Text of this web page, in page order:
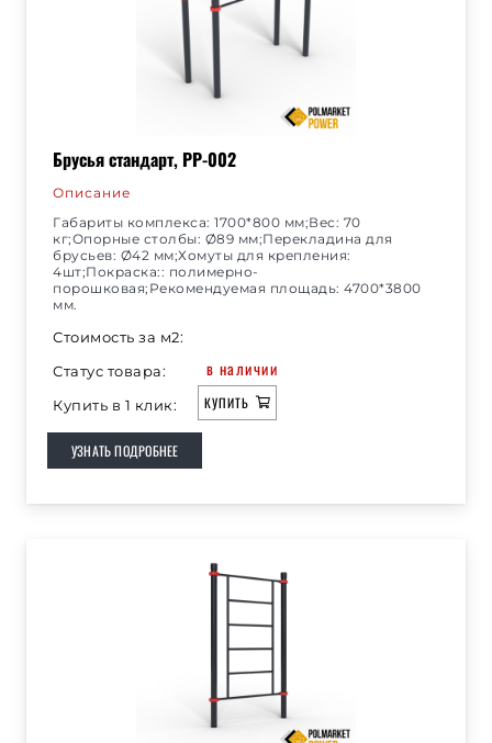
Брусья стандарт, РР-002
Описание
Габариты комплекса: 1700*800 мм;Вес: 70
кг;Опорные столбы: Ø89 мм;Перекладина для
брусьев: Ø42 мм;Хомуты для крепления:
4шт;Покраска:: полимерно-
порошковая;Рекомендуемая площадь: 4700*3800
мм.
Стоимость за м2:
Статус товара:
в наличии
Купить в 1 клик: КУПИТЬ
УЗНАТЬ ПОДРОБНЕЕ